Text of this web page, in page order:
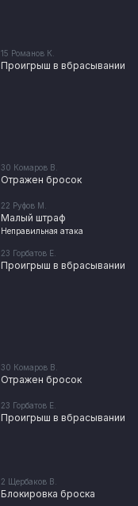
15 Романов К.
Проигрыш в вбрасывании
30 Комаров В.
Отражен бросок
22 Руфов М.
Малый штраф
Неправильная атака
23 Горбатов Е.
Проигрыш в вбрасывании
30 Комаров В.
Отражен бросок
23 Горбатов Е.
Проигрыш в вбрасывании
2 Щербаков В.
Блокировка броска